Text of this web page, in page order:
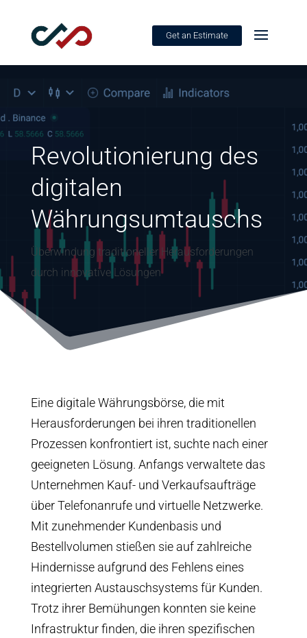
Get an Estimate
Revolutionierung des
digitalen
Währungsumtauschs
Überwindung traditioneller Herausforderungen
durch innovative Lösungen
Eine digitale Währungsbörse, die mit
Herausforderungen bei ihren traditionellen
Prozessen konfrontiert ist, suchte nach einer
geeigneten Lösung. Anfangs verwaltete das
Unternehmen Kauf- und Verkaufsaufträge
über Telefonanrufe und virtuelle Netzwerke.
Mit zunehmender Kundenbasis und
Bestellvolumen stießen sie auf zahlreiche
Hindernisse aufgrund des Fehlens eines
integrierten Austauschsystems für Kunden.
Trotz ihrer Bemühungen konnten sie keine
Infrastruktur finden, die ihren spezifischen